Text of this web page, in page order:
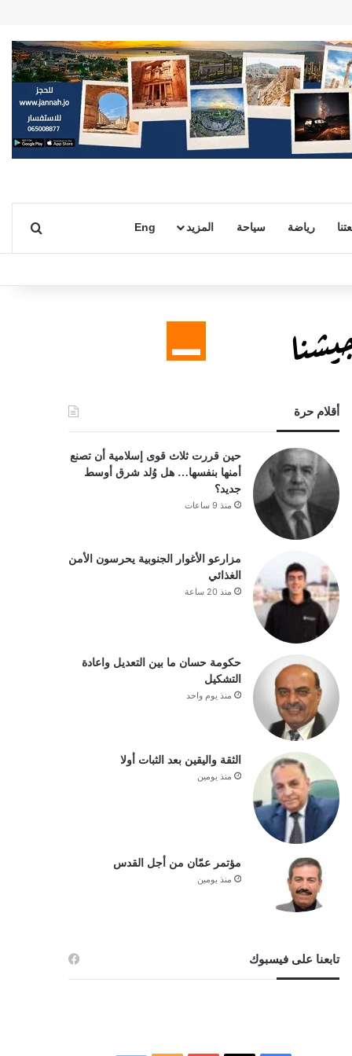
رياضة سياحة المزيد Eng بحث
أقلام حرة
حين قررت ثلاث قوى إسلامية أن تصنع
أمنها بنفسها… هل وُلد شرق أوسط
جديد؟
منذ 9 ساعات
مزارعو الأغوار الجنوبية يحرسون الأمن
الغذائي
منذ 20 ساعة
حكومة حسان ما بين التعديل واعادة
التشكيل
منذ يوم واحد
الثقة واليقين بعد الثبات أولا
منذ يومين
مؤتمر عمّان من أجل القدس
منذ يومين
تابعنا على فيسبوك